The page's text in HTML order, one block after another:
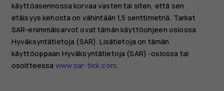
käyttöasennossa korvaa vasten tai siten, että sen
etäisyys kehosta on vähintään 1,5 senttimetriä. Tarkat
SAR-enimmäisarvot ovat tämän käyttöohjeen osiossa
Hyväksyntätietoja (SAR). Lisätietoja on tämän
käyttöoppaan Hyväksyntätietoja (SAR) -osiossa tai
osoitteessa www.sar-tick.com.